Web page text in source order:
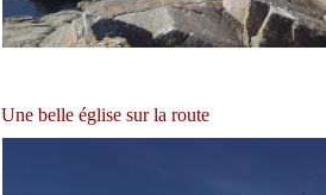
Une belle église sur la route